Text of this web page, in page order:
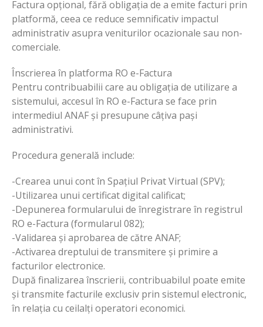
Factura opțional, fără obligația de a emite facturi prin
platformă, ceea ce reduce semnificativ impactul
administrativ asupra veniturilor ocazionale sau non-
comerciale.
Înscrierea în platforma RO e-Factura
Pentru contribuabilii care au obligația de utilizare a
sistemului, accesul în RO e-Factura se face prin
intermediul ANAF și presupune câțiva pași
administrativi.
Procedura generală include:
-Crearea unui cont în Spațiul Privat Virtual (SPV);
-Utilizarea unui certificat digital calificat;
-Depunerea formularului de înregistrare în registrul
RO e-Factura (formularul 082);
-Validarea și aprobarea de către ANAF;
-Activarea dreptului de transmitere și primire a
facturilor electronice.
După finalizarea înscrierii, contribuabilul poate emite
și transmite facturile exclusiv prin sistemul electronic,
în relația cu ceilalți operatori economici.